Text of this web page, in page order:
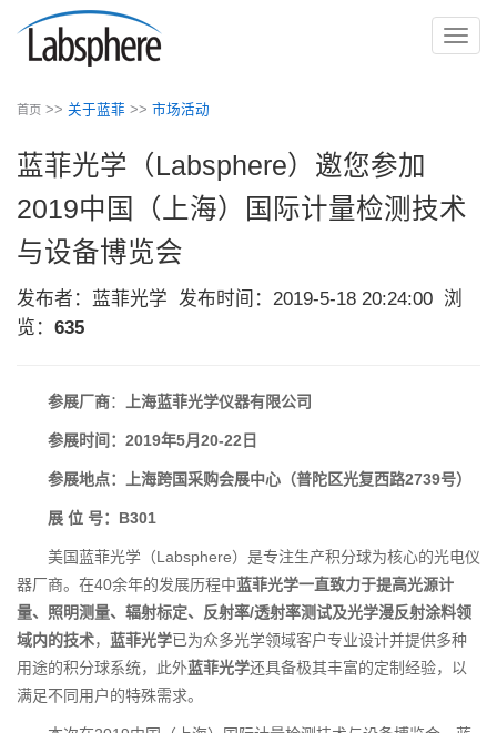
切
首页 >> 关于蓝菲 >> 市场活动
蓝菲光学（Labsphere）邀您参加
2019中国（上海）国际计量检测技术
与设备博览会
发布者：蓝菲光学 发布时间：2019-5-18 20:24:00 浏
览： 635
参展厂商： 上海蓝菲光学仪器有限公司
参展时间：2019年5月20-22日
参展地点：上海跨国采购会展中心（普陀区光复西路2739号）
展 位 号：B301
美国蓝菲光学（Labsphere）是专注生产积分球为核心的光电仪
器厂商。在40余年的发展历程中蓝菲光学一直致力于提高光源计
量、照明测量、辐射标定、反射率/透射率测试及光学漫反射涂料领
域内的技术， 蓝菲光学已为众多光学领域客户专业设计并提供多种
用途的积分球系统，此外蓝菲光学还具备极其丰富的定制经验，以
满足不同用户的特殊需求。